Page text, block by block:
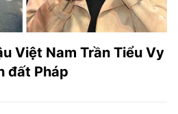
Việt Nam Trần Tiểu Vy
đất Pháp